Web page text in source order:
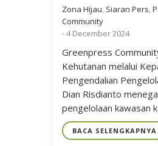
Zona Hijau, Siaran Pers,
Community
-4 December 2024
Greenpress
Kehutanan melalui
Pengendalian
Dian Risdianto
pengelolaan kawasan
BACA SELENGKAPNYA